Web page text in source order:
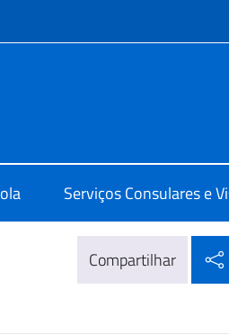
Serviços Consulares e
Compartilhar